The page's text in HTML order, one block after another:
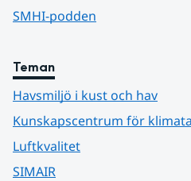
SMHI-podden
Teman
Havsmiljö i kust och hav
Kunskapscentrum för
Luftkvalitet
SIMAIR